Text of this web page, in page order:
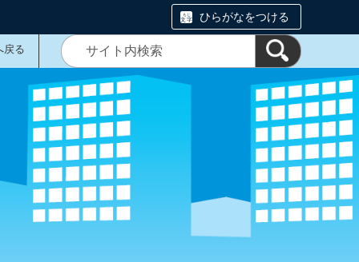
ひらがなをつける
戻る